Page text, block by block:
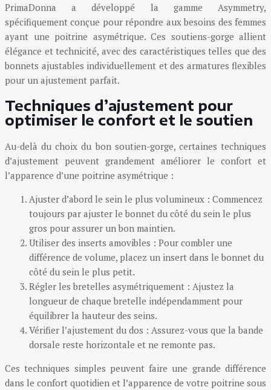
PrimaDonna a développé la gamme Asymmetry,
spécifiquement conçue pour répondre aux besoins des femmes
ayant une poitrine asymétrique. Ces soutiens-gorge allient
élégance et technicité, avec des caractéristiques telles que des
bonnets ajustables individuellement et des armatures flexibles
pour un ajustement parfait.
Techniques d’ajustement pour
optimiser le confort et le soutien
Au-delà du choix du bon soutien-gorge, certaines techniques
d’ajustement peuvent grandement améliorer le confort et
l’apparence d’une poitrine asymétrique :
Ajuster d’abord le sein le plus volumineux : Commencez
toujours par ajuster le bonnet du côté du sein le plus
gros pour assurer un bon maintien.
Utiliser des inserts amovibles : Pour combler une
différence de volume, placez un insert dans le bonnet du
côté du sein le plus petit.
Régler les bretelles asymétriquement : Ajustez la
longueur de chaque bretelle indépendamment pour
équilibrer la hauteur des seins.
Vérifier l’ajustement du dos : Assurez-vous que la bande
dorsale reste horizontale et ne remonte pas.
Ces techniques simples peuvent faire une grande différence
dans le confort quotidien et l’apparence de votre poitrine sous